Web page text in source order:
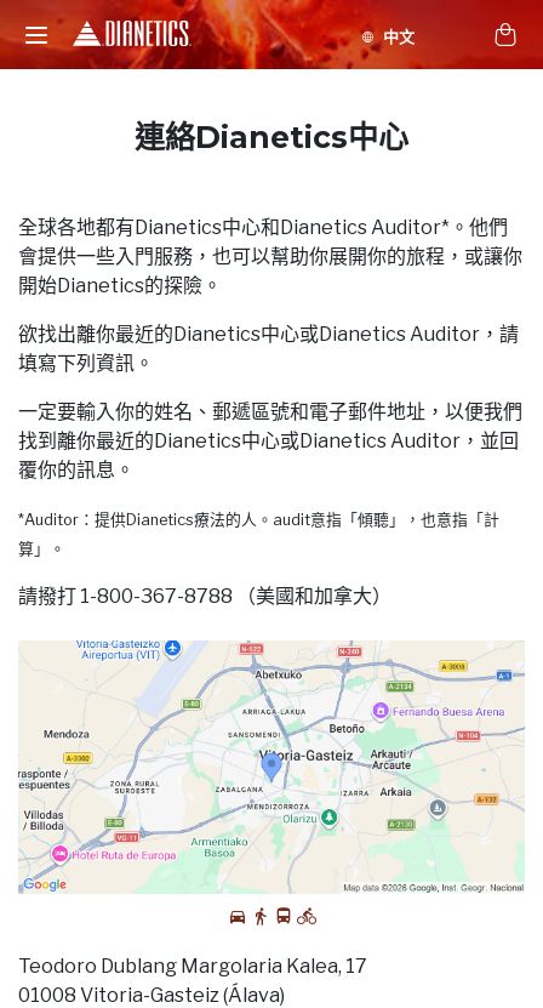
連絡Dianetics中心
全球各地都有Dianetics中心和Dianetics Auditor*。他們
會提供一些入門服務，也可以幫助你展開你的旅程，或讓你
開始Dianetics的探險。
欲找出離你最近的Dianetics中心或Dianetics Auditor，請
填寫下列資訊。
一定要輸入你的姓名、郵遞區號和電子郵件地址，以便我們
找到離你最近的Dianetics中心或Dianetics Auditor，並回
覆你的訊息。
*Auditor：提供Dianetics療法的人。audit意指「傾聽」，也意指「計
算」。
請撥打 1-800-367-8788 （美國和加拿大）
Teodoro Dublang Margolaria Kalea, 17
01008 Vitoria-Gasteiz (Álava)